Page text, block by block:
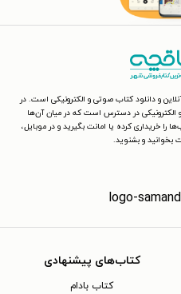
و دانلود کتاب صوتی و الکترونیکی است. در
الکترونیکی در دسترس است که در میان آن‌ها
خریداری کرده یا امانت بگیرید و در موبایل،
بخوانید و بشنوید.
کتاب‌های پیشنهادی
کتاب بادام